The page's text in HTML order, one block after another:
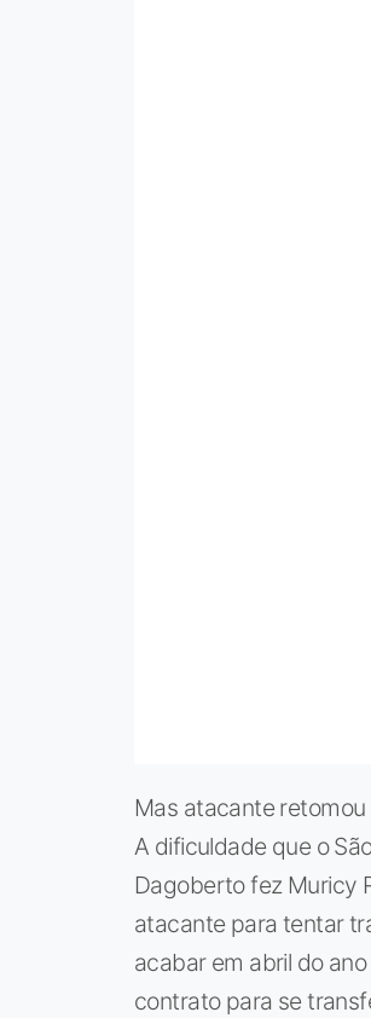
Mas atacante
A dificuldade que o
Dagoberto fez Muricy
atacante para tentar
acabar em abril do
contrato para se